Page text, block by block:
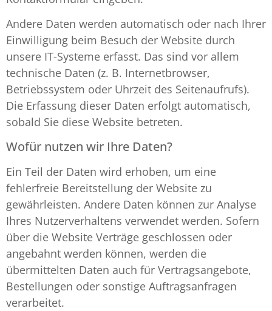
Andere Daten werden automatisch oder nach Ihrer
Einwilligung beim Besuch der Website durch
unsere IT-Systeme erfasst. Das sind vor allem
technische Daten (z. B. Internetbrowser,
Betriebssystem oder Uhrzeit des Seitenaufrufs).
Die Erfassung dieser Daten erfolgt automatisch,
sobald Sie diese Website betreten.
Wofür nutzen wir Ihre Daten?
Ein Teil der Daten wird erhoben, um eine
fehlerfreie Bereitstellung der Website zu
gewährleisten. Andere Daten können zur Analyse
Ihres Nutzerverhaltens verwendet werden. Sofern
über die Website Verträge geschlossen oder
angebahnt werden können, werden die
übermittelten Daten auch für Vertragsangebote,
Bestellungen oder sonstige Auftragsanfragen
verarbeitet.